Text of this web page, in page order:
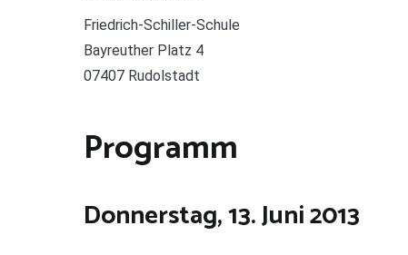
Friedrich-Schiller-Schule
Bayreuther Platz 4
07407 Rudolstadt
Programm
Donnerstag, 13. Juni 2013